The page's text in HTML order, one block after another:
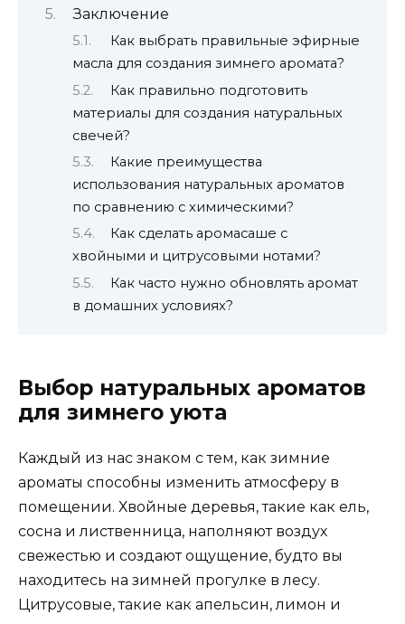
Заключение
Как выбрать правильные эфирные
масла для создания зимнего аромата?
Как правильно подготовить
материалы для создания натуральных
свечей?
Какие преимущества
использования натуральных ароматов
по сравнению с химическими?
Как сделать аромасаше с
хвойными и цитрусовыми нотами?
Как часто нужно обновлять аромат
в домашних условиях?
Выбор натуральных ароматов
для зимнего уюта
Каждый из нас знаком с тем, как зимние
ароматы способны изменить атмосферу в
помещении. Хвойные деревья, такие как ель,
сосна и лиственница, наполняют воздух
свежестью и создают ощущение, будто вы
находитесь на зимней прогулке в лесу.
Цитрусовые, такие как апельсин, лимон и